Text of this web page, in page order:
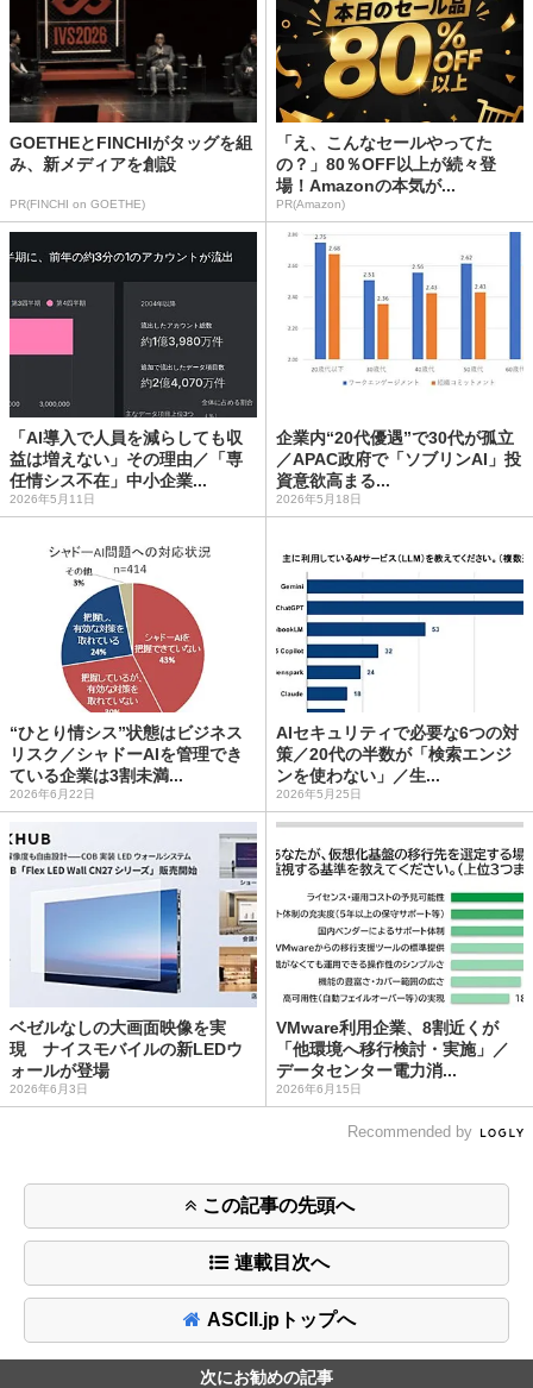
GOETHEとFINCHIがタッグを組
み、新メディアを創設
PR(FINCHI on GOETHE)
「え、こんなセールやってた
の？」80％OFF以上が続々登
場！Amazonの本気が...
PR(Amazon)
「AI導入で人員を減らしても収
益は増えない」その理由／「専
任情シス不在」中小企業...
2026年5月11日
企業内“20代優遇”で30代が孤立
／APAC政府で「ソブリンAI」投
資意欲高まる...
2026年5月18日
“ひとり情シス”状態はビジネス
リスク／シャドーAIを管理でき
ている企業は3割未満...
2026年6月22日
AIセキュリティで必要な6つの対
策／20代の半数が「検索エンジ
ンを使わない」／生...
2026年5月25日
ベゼルなしの大画面映像を実
現 ナイスモバイルの新LEDウ
ォールが登場
2026年6月3日
VMware利用企業、8割近くが
「他環境へ移行検討・実施」／
データセンター電力消...
2026年6月15日
Recommended by
この記事の先頭へ
連載目次へ
ASCII.jpトップへ
次にお勧めの記事